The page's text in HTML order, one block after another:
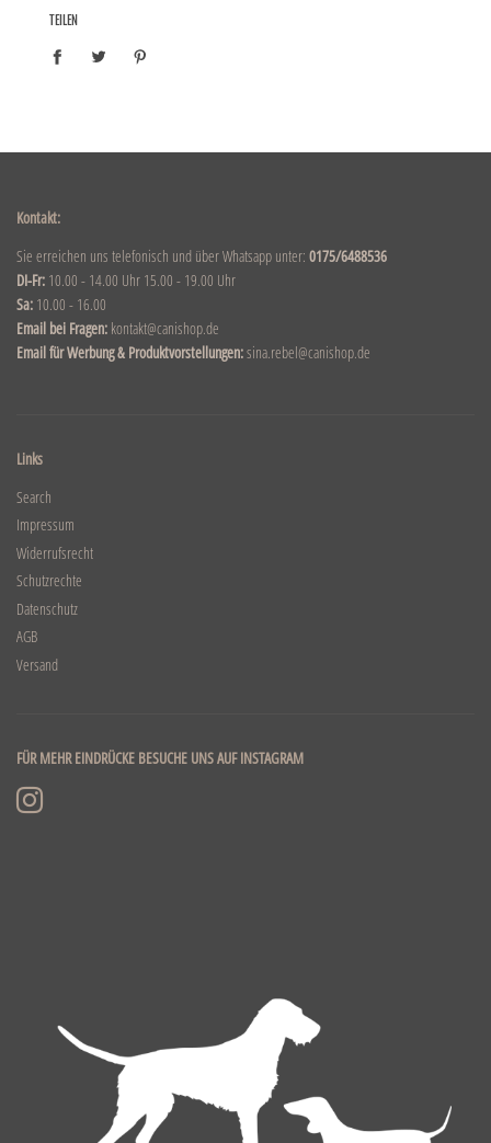
TEILEN
Kontakt:
Sie erreichen uns telefonisch und über Whatsapp unter: 0175/6488536
DI-Fr: 10.00 - 14.00 Uhr 15.00 - 19.00 Uhr
Sa: 10.00 - 16.00
Email bei Fragen: kontakt@canishop.de
Email für Werbung & Produktvorstellungen:sina.rebel@canishop.de
Links
Search
Impressum
Widerrufsrecht
Schutzrechte
Datenschutz
AGB
Versand
FÜR MEHR EINDRÜCKE BESUCHE UNS AUF INSTAGRAM